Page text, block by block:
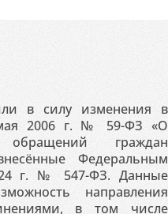
в силу изменения в
2006 г. № 59-ФЗ «О
обращений граждан
Федеральным
г. № 547-ФЗ. Данные
направления
в том числе